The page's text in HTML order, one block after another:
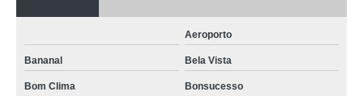
Aeroporto
Bananal Bela Vista
Bom Clima Bonsucesso